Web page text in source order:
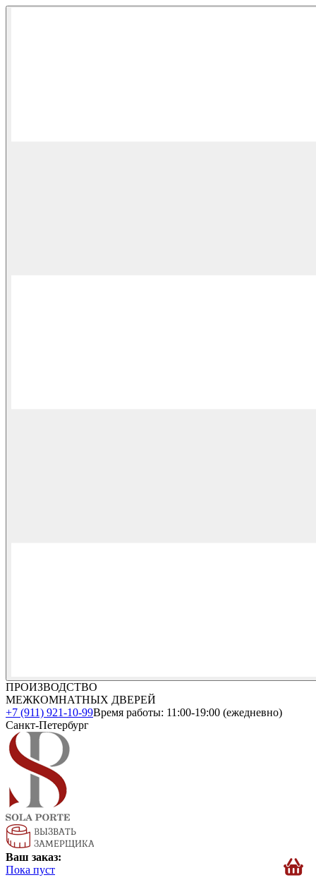
ПРОИЗВОДСТВО
МЕЖКОМНАТНЫХ ДВЕРЕЙ
+7 (911) 921-10-99Время работы: 11:00-19:00 (ежедневно)
Санкт-Петербург
Ваш заказ:
Пока пуст